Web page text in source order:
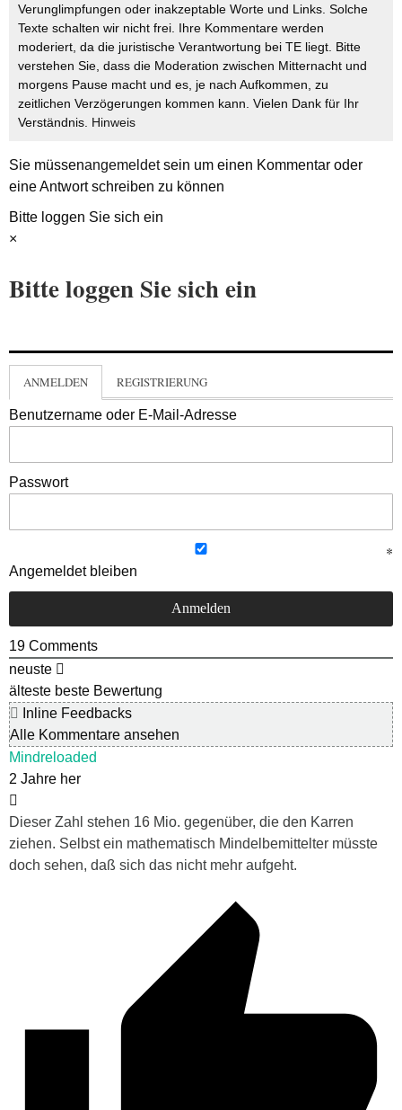
Verunglimpfungen oder inakzeptable Worte und Links. Solche
Texte schalten wir nicht frei. Ihre Kommentare werden
moderiert, da die juristische Verantwortung bei TE liegt. Bitte
verstehen Sie, dass die Moderation zwischen Mitternacht und
morgens Pause macht und es, je nach Aufkommen, zu
zeitlichen Verzögerungen kommen kann. Vielen Dank für Ihr
Verständnis. Hinweis
Sie müssenangemeldetsein um einen Kommentar oder
eine Antwort schreiben zu können
Bitte loggen Sie sich ein
×
Bitte loggen Sie sich ein
ANMELDEN REGISTRIERUNG
Benutzername oder E-Mail-Adresse
Passwort
Angemeldet bleiben
19 Comments
neuste
älteste beste Bewertung
Inline Feedbacks
Alle Kommentare ansehen
Mindreloaded
2 Jahre her
Dieser Zahl stehen 16 Mio. gegenüber, die den Karren
ziehen. Selbst ein mathematisch Mindelbemittelter müsste
doch sehen, daß sich das nicht mehr aufgeht.